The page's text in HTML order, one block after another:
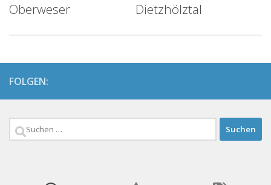
Oberweser
Dietzhölztal
FOLGEN:
Suchen